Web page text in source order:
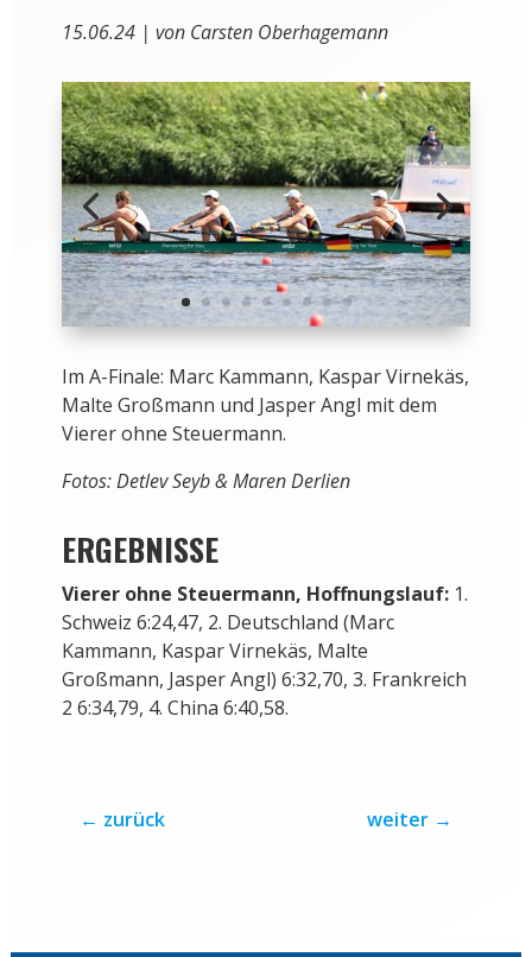
15.06.24 | von Carsten Oberhagemann
Im A-Finale: Marc Kammann, Kaspar Virnekäs,
Malte Großmann und Jasper Angl mit dem
Vierer ohne Steuermann.
Fotos: Detlev Seyb & Maren Derlien
ERGEBNISSE
Vierer ohne Steuermann, Hoffnungslauf:1.
Schweiz 6:24,47, 2. Deutschland (Marc
Kammann, Kaspar Virnekäs, Malte
Großmann, Jasper Angl) 6:32,70, 3. Frankreich
2 6:34,79, 4. China 6:40,58.
← zurück weiter →